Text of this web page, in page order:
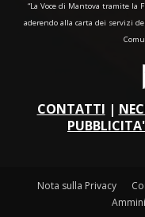
“La Voce di Mantova tramite la
aderendo alla carta dei servizi
CONTATTI |
PUBBLICITA'
Nota sulla Privacy